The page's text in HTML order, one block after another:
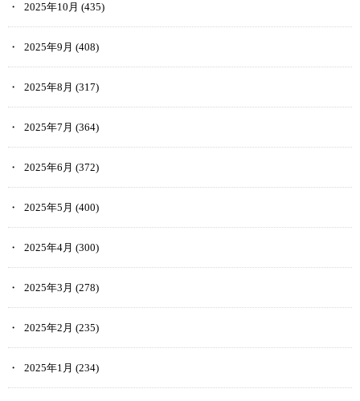
2025年10月 (435)
2025年9月 (408)
2025年8月 (317)
2025年7月 (364)
2025年6月 (372)
2025年5月 (400)
2025年4月 (300)
2025年3月 (278)
2025年2月 (235)
2025年1月 (234)